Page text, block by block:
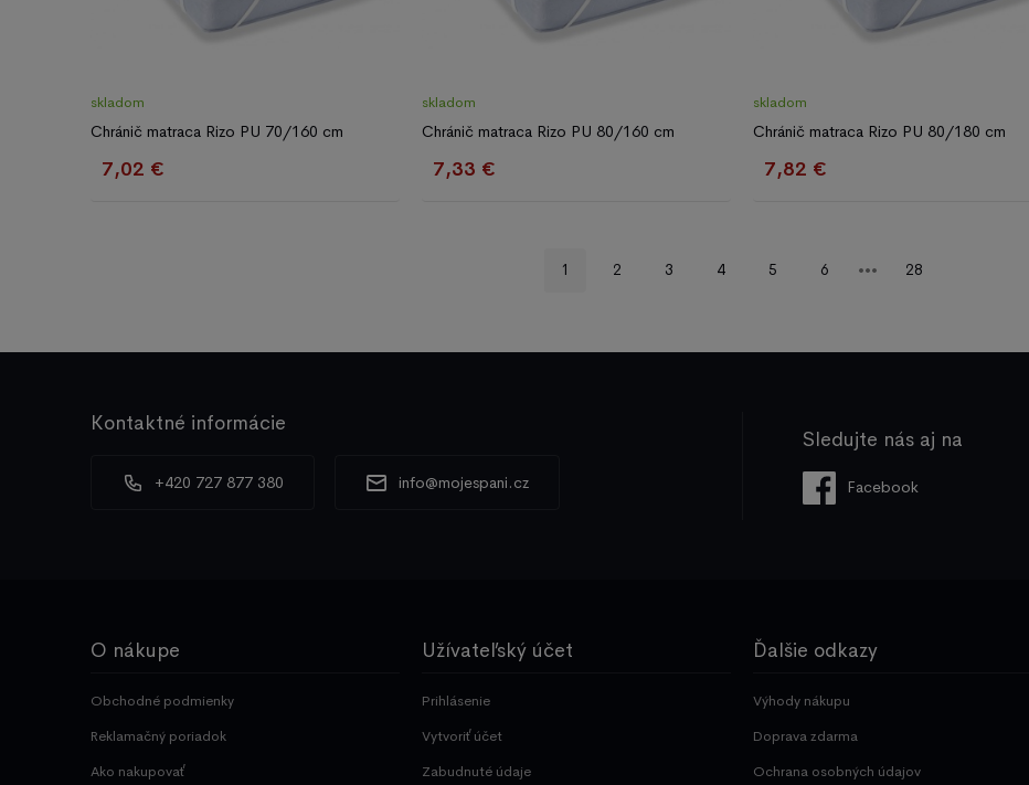
skladom
Chránič matraca Rizo PU 70/160 cm
7,02 €
skladom
Chránič matraca Rizo PU 80/160 cm
7,33 €
skladom
Chránič matraca Rizo PU 80/180 cm
7,82 €
1 2 3 4 5 6 28
Kontaktné informácie
+420 727 877 380 info@mojespani.cz
Sledujte nás aj na
Facebook
O nákupe
Obchodné podmienky
Reklamačný poriadok
Ako nakupovať
Užívateľský účet
Prihlásenie
Vytvoriť účet
Zabudnuté údaje
Ďalšie odkazy
Výhody nákupu
Doprava zdarma
Ochrana osobných údajov